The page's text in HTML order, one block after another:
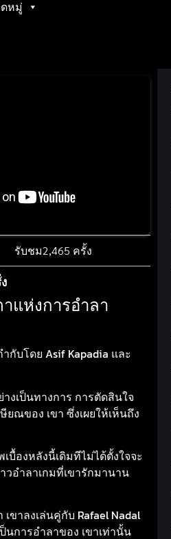
หมู่
รับชม2,465 ครั้ง
าแห่งการอำลา
กับโดย Asif Kapadia และ
งเป็นทางการ การตัดสินใจ
ณของ เขา ซึ่งเผยให้เห็นถึง
บื้องหลังนี้เดิมทีไม่ได้ตั้งใจจะ
วอำลาเกมที่เขารักมานาน
าลงเล่นคู่กับ Rafael Nadal
การอำลาของ เขาเท่านั้น